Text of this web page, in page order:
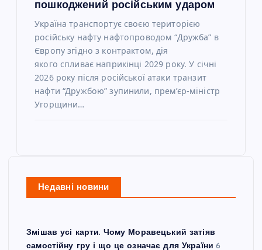
пошкоджений російським ударом
Україна транспортує своєю територією
російську нафту нафтопроводом “Дружба” в
Європу згідно з контрактом, дія
якого спливає наприкінці 2029 року. У січні
2026 року після російської атаки транзит
нафти “Дружбою” зупинили, прем’єр-міністр
Угорщини…
Недавні новини
Змішав усі карти. Чому Моравецький затіяв
самостійну гру і що це означає для України 6